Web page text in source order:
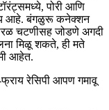
पोरी आणि
आहे. बंगळुरू कनेक्शन
चटणीसह जोडणे अगदी
मिळू शकते, ही मते
आहेत.
रेसिपी आपण गमावू